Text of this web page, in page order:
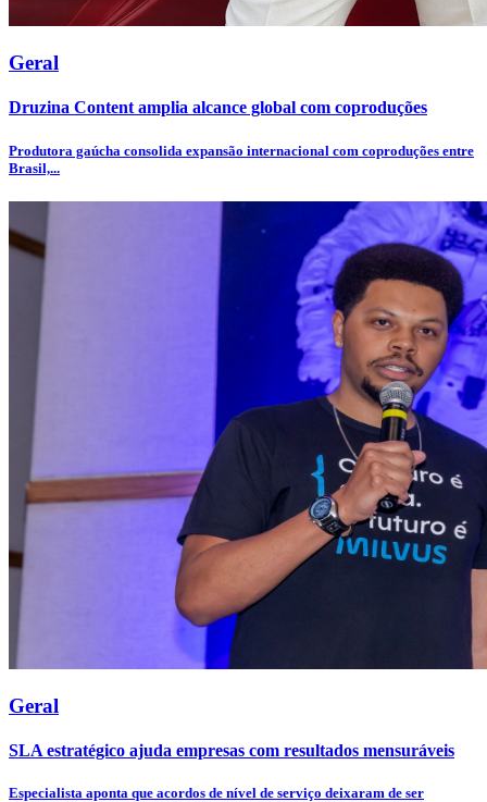
Geral
Druzina Content amplia alcance global com coproduções
Produtora gaúcha consolida expansão internacional com coproduções entre
Brasil,...
Geral
SLA estratégico ajuda empresas com resultados mensuráveis
Especialista aponta que acordos de nível de serviço deixaram de ser